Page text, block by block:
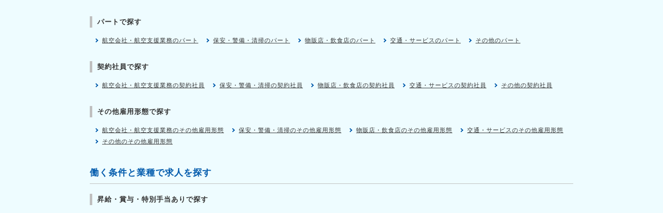
パートで探す
航空会社・航空支援業務のパート 保安・警備・清掃のパート 物販店・飲食店のパート 交通・サービスのパート その他のパート
契約社員で探す
航空会社・航空支援業務の契約社員 保安・警備・清掃の契約社員 物販店・飲食店の契約社員 交通・サービスの契約社員 その他の契約社員
その他雇用形態で探す
航空会社・航空支援業務のその他雇用形態 保安・警備・清掃のその他雇用形態 物販店・飲食店のその他雇用形態
交通・サービスのその他雇用形態
その他のその他雇用形態
働く条件と業種で求人を探す
昇給・賞与・特別手当ありで探す